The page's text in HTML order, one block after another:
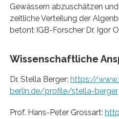
Gewässern abzuschätzen
zeitliche Verteilung der
betont IGB-Forscher Dr. Igor
Wissenschaftliche
Dr. Stella Berger: https://
berlin.de/profile/stella-berger
Prof. Hans-Peter Grossart: